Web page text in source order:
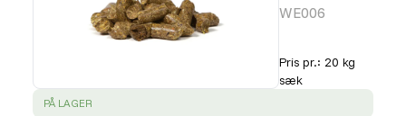
WE006
Pris pr.: 20 kg
sæk
SUCCESS
PÅ LAGER